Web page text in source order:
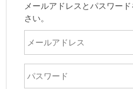
メールアドレスとパスワー
さい。